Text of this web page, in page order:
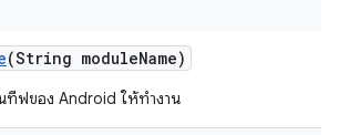
(String moduleName)
ทีฟของ Android ให้ทำงาน